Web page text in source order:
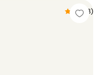
4.7 (3)